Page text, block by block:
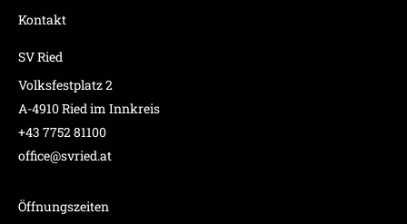
Kontakt
SV Ried
Volksfestplatz 2
A-4910 Ried im Innkreis
+43 7752 81100
office@svried.at
Öffnungszeiten